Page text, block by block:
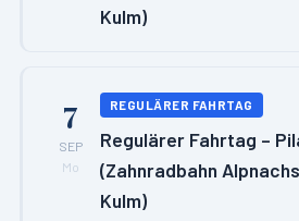
Kulm)
7
SEP
Mo
REGULÄRER FAHRTAG
Regulärer Fahrtag –
(Zahnradbahn
Kulm)